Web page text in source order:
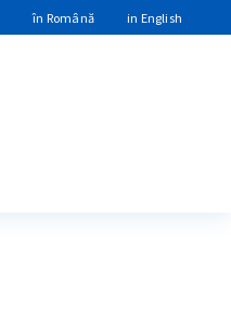
în Română in English